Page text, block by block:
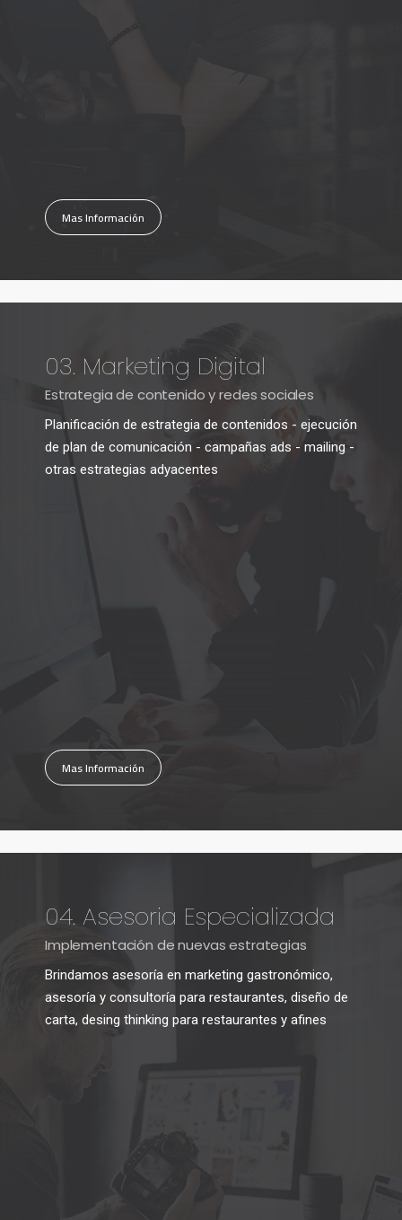
Mas Información
03. Marketing Digital
Estrategia de contenido y redes sociales
Planificación de estrategia de contenidos - ejecución
de plan de comunicación - campañas ads - mailing -
otras estrategias adyacentes
Mas Información
04. Asesoria Especializada
Implementación de nuevas estrategias
Brindamos asesoría en marketing gastronómico,
asesoría y consultoría para restaurantes, diseño de
carta, desing thinking para restaurantes y afines